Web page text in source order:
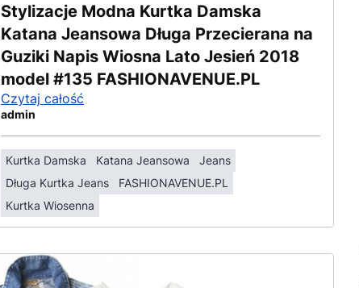
Stylizacje Modna Kurtka Damska
Katana Jeansowa Długa Przecierana na
Guziki Napis Wiosna Lato Jesień 2018
model #135 FASHIONAVENUE.PL
Czytaj całość
admin
Kurtka Damska Katana Jeansowa
Jeans
Długa Kurtka Jeans
FASHIONAVENUE.PL
Kurtka Wiosenna